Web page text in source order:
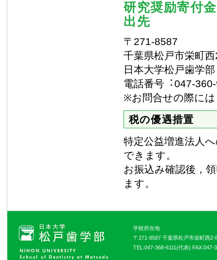
研究奨励寄付
出先
〒271-8587
千葉県松戸市栄町
日本大学松戸歯学
電話番号︓047-
※お問合せの際に
税の優遇措置
特定公益増進法人
できます。
お振込み確認後，
ます。
学校所在地
〒271-8587 千葉県松戸市栄町西2-
TEL:047-368-6111(代表) FAX:047-